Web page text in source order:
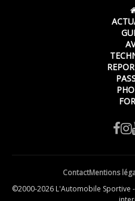
ContactMentions
©2000-2026 L'Automobile